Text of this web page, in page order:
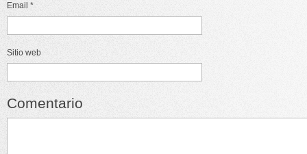
Email *
Sitio web
Comentario